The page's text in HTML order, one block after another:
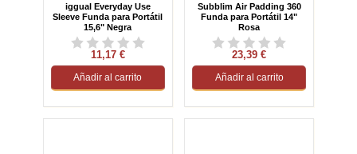
iggual Everyday Use
Sleeve Funda para Portátil
15,6" Negra
11,17 €
Añadir al carrito
Subblim Air Padding 360
Funda para Portátil 14"
Rosa
23,39 €
Añadir al carrito